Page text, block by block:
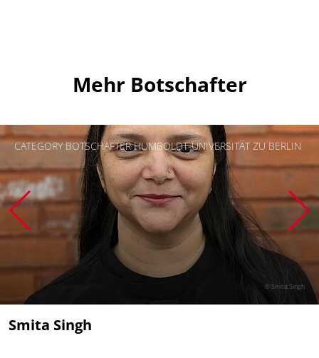
Mehr Botschafter
CATEGORY BOTSCHAFTER HUMBOLDT-UNIVERSITÄT ZU BERLIN
© Smita Singh
Smita Singh